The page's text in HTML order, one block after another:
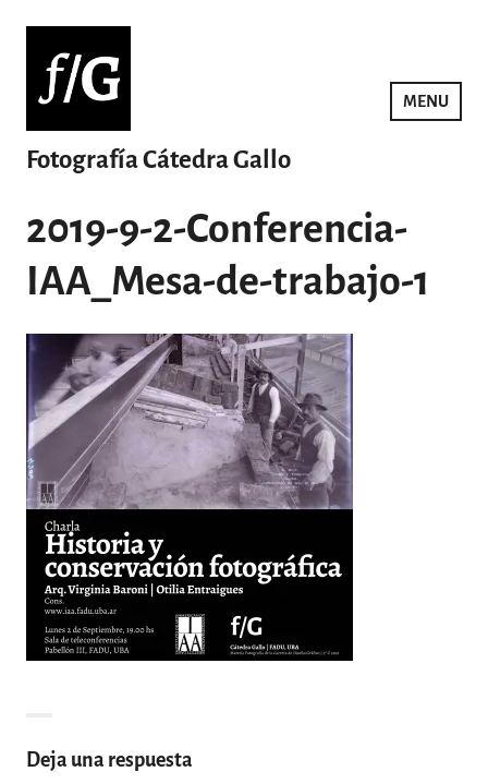
contenido
Fotografía Cátedra Gallo
MENU
2019-9-2-Conferencia-
IAA_Mesa-de-trabajo-1
Deja una respuesta